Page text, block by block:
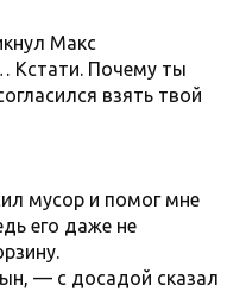
Макс
Кстати. Почему ты
взять твой
мусор и помог мне
его даже не
— с досадой сказал